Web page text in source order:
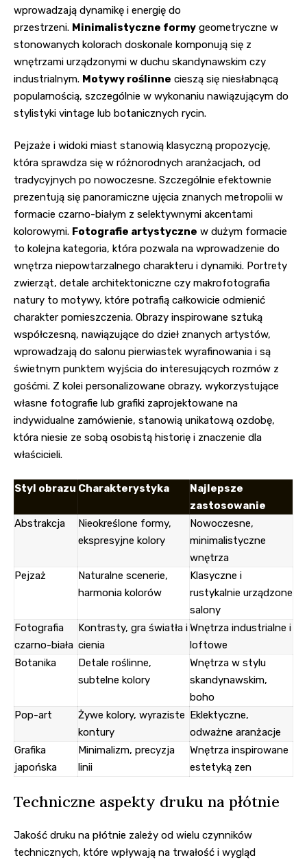
wprowadzają dynamikę i energię do
przestrzeni. Minimalistyczne formy geometryczne w
stonowanych kolorach doskonale komponują się z
wnętrzami urządzonymi w duchu skandynawskim czy
industrialnym. Motywy roślinne cieszą się niesłabnącą
popularnością, szczególnie w wykonaniu nawiązującym do
stylistyki vintage lub botanicznych rycin.
Pejzaże i widoki miast stanowią klasyczną propozycję,
która sprawdza się w różnorodnych aranżacjach, od
tradycyjnych po nowoczesne. Szczególnie efektownie
prezentują się panoramiczne ujęcia znanych metropolii w
formacie czarno-białym z selektywnymi akcentami
kolorowymi. Fotografie artystyczne w dużym formacie
to kolejna kategoria, która pozwala na wprowadzenie do
wnętrza niepowtarzalnego charakteru i dynamiki. Portrety
zwierząt, detale architektoniczne czy makrofotografia
natury to motywy, które potrafią całkowicie odmienić
charakter pomieszczenia. Obrazy inspirowane sztuką
współczesną, nawiązujące do dzieł znanych artystów,
wprowadzają do salonu pierwiastek wyrafinowania i są
świetnym punktem wyjścia do interesujących rozmów z
gośćmi. Z kolei personalizowane obrazy, wykorzystujące
własne fotografie lub grafiki zaprojektowane na
indywidualne zamówienie, stanowią unikatową ozdobę,
która niesie ze sobą osobistą historię i znaczenie dla
właścicieli.
Styl obrazu Charakterystyka
Najlepsze
zastosowanie
Abstrakcja
Nieokreślone formy,
ekspresyjne kolory
Nowoczesne,
minimalistyczne
wnętrza
Pejzaż
Naturalne scenerie,
harmonia kolorów
Klasyczne i
rustykalnie urządzone
salony
Fotografia
czarno-biała
Kontrasty, gra światła i
cienia
Wnętrza industrialne i
loftowe
Botanika
Detale roślinne,
subtelne kolory
Wnętrza w stylu
skandynawskim,
boho
Pop-art
Żywe kolory, wyraziste
kontury
Eklektyczne,
odważne aranżacje
Grafika
japońska
Minimalizm, precyzja
linii
Wnętrza inspirowane
estetyką zen
Techniczne aspekty druku na płótnie
Jakość druku na płótnie zależy od wielu czynników
technicznych, które wpływają na trwałość i wygląd